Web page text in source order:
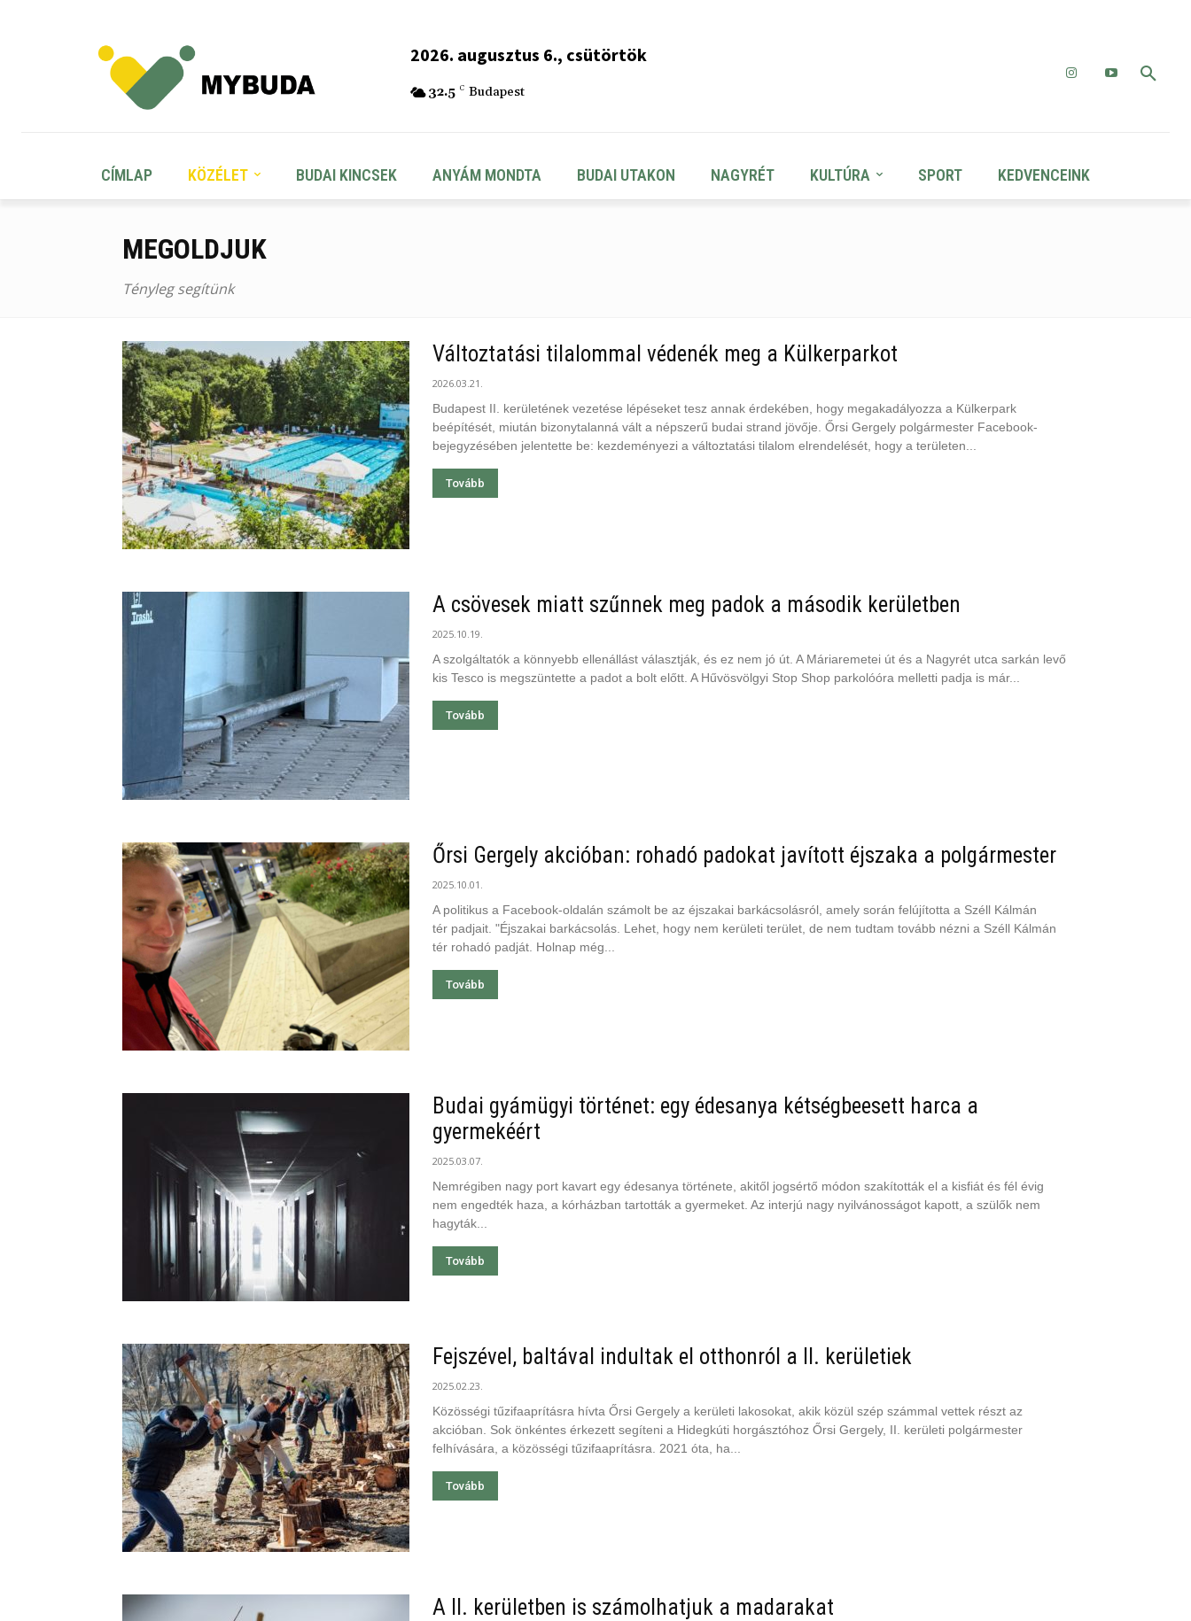
2026. augusztus 6., csütörtök
32.5 C Budapest
CÍMLAP KÖZÉLET BUDAI KINCSEK ANYÁM MONDTA BUDAI UTAKON NAGYRÉT KULTÚRA SPORT KEDVENCEINK
MEGOLDJUK
Tényleg segítünk
Változtatási tilalommal védenék meg a Külkerparkot
2026.03.21.
Budapest II. kerületének vezetése lépéseket tesz annak érdekében, hogy megakadályozza a Külkerpark
beépítését, miután bizonytalanná vált a népszerű budai strand jövője. Őrsi Gergely polgármester Facebook-
bejegyzésében jelentette be: kezdeményezi a változtatási tilalom elrendelését, hogy a területen...
Tovább
A csövesek miatt szűnnek meg padok a második kerületben
2025.10.19.
A szolgáltatók a könnyebb ellenállást választják, és ez nem jó út. A Máriaremetei út és a Nagyrét utca sarkán levő
kis Tesco is megszüntette a padot a bolt előtt. A Hűvösvölgyi Stop Shop parkolóóra melletti padja is már...
Tovább
Őrsi Gergely akcióban: rohadó padokat javított éjszaka a polgármester
2025.10.01.
A politikus a Facebook-oldalán számolt be az éjszakai barkácsolásról, amely során felújította a Széll Kálmán
tér padjait. "Éjszakai barkácsolás. Lehet, hogy nem kerületi terület, de nem tudtam tovább nézni a Széll Kálmán
tér rohadó padját. Holnap még...
Tovább
Budai gyámügyi történet: egy édesanya kétségbeesett harca a
gyermekéért
2025.03.07.
Nemrégiben nagy port kavart egy édesanya története, akitől jogsértő módon szakították el a kisfiát és fél évig
nem engedték haza, a kórházban tartották a gyermeket. Az interjú nagy nyilvánosságot kapott, a szülők nem
hagyták...
Tovább
Fejszével, baltával indultak el otthonról a II. kerületiek
2025.02.23.
Közösségi tűzifaaprításra hívta Őrsi Gergely a kerületi lakosokat, akik közül szép számmal vettek részt az
akcióban. Sok önkéntes érkezett segíteni a Hidegkúti horgásztóhoz Őrsi Gergely, II. kerületi polgármester
felhívására, a közösségi tűzifaaprításra. 2021 óta, ha...
Tovább
A II. kerületben is számolhatjuk a madarakat